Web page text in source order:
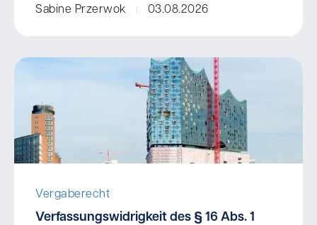
Sabine Przerwok 03.08.2026
Vergaberecht
Verfassungswidrigkeit des § 16 Abs. 1